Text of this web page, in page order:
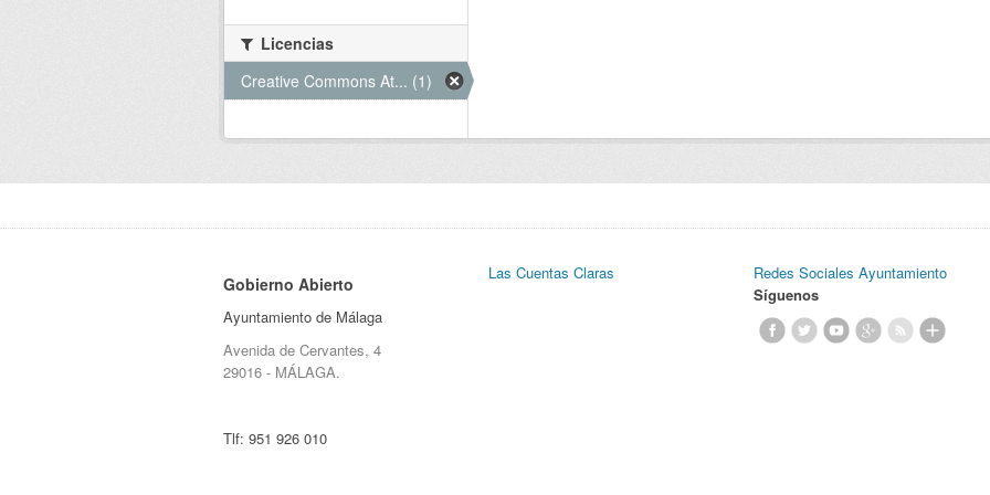
Licencias
Creative Commons At... (1)
Gobierno Abierto
Ayuntamiento de Málaga
Avenida de Cervantes, 4
29016 - MÁLAGA.
Tlf: 951 926 010
Las Cuentas Claras
Redes Sociales Ayuntamiento
Síguenos